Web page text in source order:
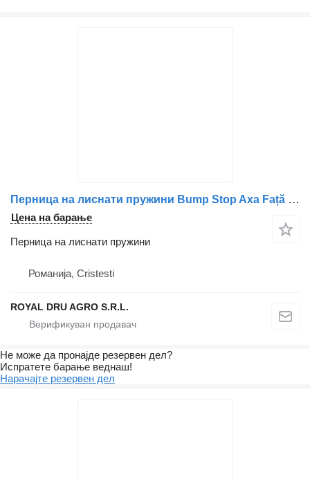
Перница на лиснати пружини Bump Stop Axa Față , Coduri 9603200577, 9603220409, 9603221109, за камион Mercedes-Benz Mercedes
Цена на барање
Перница на лиснати пружини
Романија, Cristesti
ROYAL DRU AGRO S.R.L.
Не може да пронајде резервен дел?
Испратете барање веднаш!
Нарачајте резервен дел